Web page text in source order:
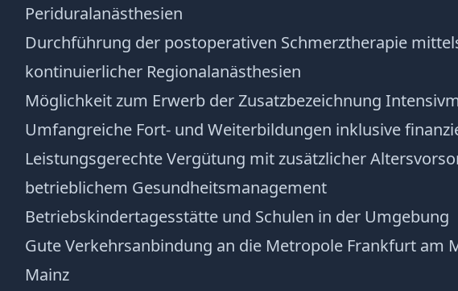
Periduralanästhesien
Durchführung der postoperativen Schmerztherapie
kontinuierlicher Regionalanästhesien
Möglichkeit zum Erwerb der Zusatzbezeichnung
Umfangreiche Fort- und Weiterbildungen inklusive
Leistungsgerechte Vergütung mit zusätzlicher
betrieblichem Gesundheitsmanagement
Betriebskindertagesstätte und Schulen in der Umgebung
Gute Verkehrsanbindung an die Metropole Frankfurt am
Mainz